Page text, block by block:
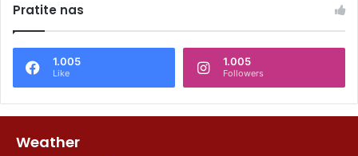
Pratite nas
1.005
Like
1.005
Followers
Weather